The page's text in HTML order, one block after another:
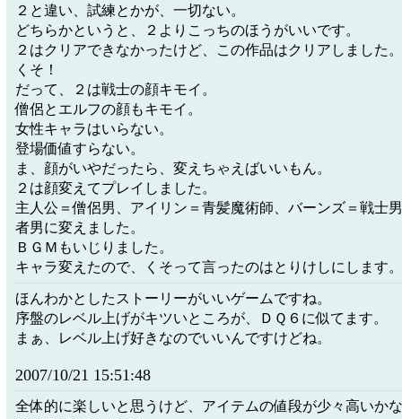
２と違い、試練とかが、一切ない。
どちらかというと、２よりこっちのほうがいいです。
２はクリアできなかったけど、この作品はクリアしました
くそ！
だって、２は戦士の顔キモイ。
僧侶とエルフの顔もキモイ。
女性キャラはいらない。
登場価値すらない。
ま、顔がいやだったら、変えちゃえばいいもん。
２は顔変えてプレイしました。
主人公＝僧侶男、アイリン＝青髪魔術師、バーンズ＝戦士
者男に変えました。
ＢＧＭもいじりました。
キャラ変えたので、くそって言ったのはとりけしにします。
ほんわかとしたストーリーがいいゲームですね。
序盤のレベル上げがキツいところが、ＤＱ６に似てます。
まぁ、レベル上げ好きなのでいいんですけどね。
2007/10/21 15:51:48
全体的に楽しいと思うけど、アイテムの値段が少々高いか